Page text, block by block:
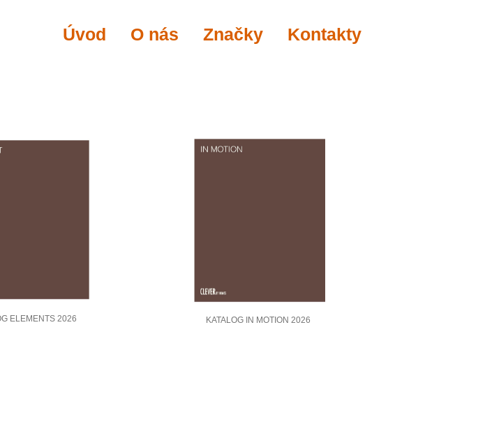
Úvod O nás Značky Kontakty
ELEMENTS 2026 KATALOG IN MOTION 2026